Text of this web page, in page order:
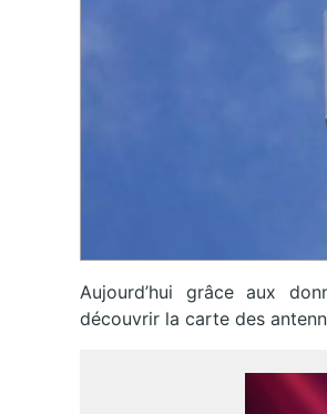
Aujourd’hui grâce aux
découvrir la carte des